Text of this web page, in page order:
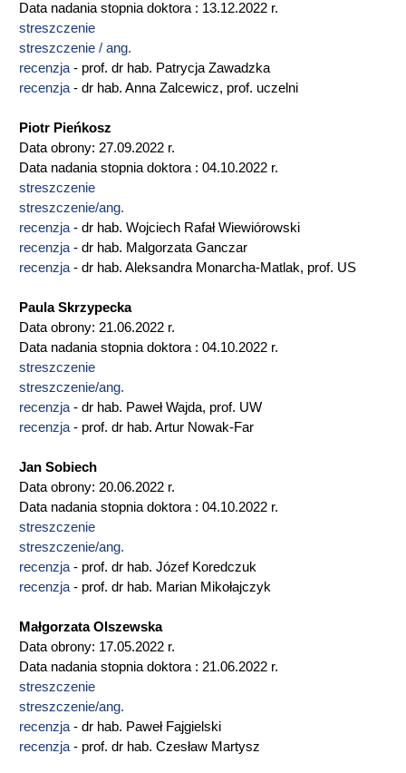
Data nadania stopnia doktora : 13.12.2022 r.
streszczenie
streszczenie / ang.
recenzja - prof. dr hab. Patrycja Zawadzka
recenzja - dr hab. Anna Zalcewicz, prof. uczelni
Piotr Pieńkosz
Data obrony: 27.09.2022 r.
Data nadania stopnia doktora : 04.10.2022 r.
streszczenie
streszczenie/ang.
recenzja - dr hab. Wojciech Rafał Wiewiórowski
recenzja - dr hab. Malgorzata Ganczar
recenzja - dr hab. Aleksandra Monarcha-Matlak, prof. US
Paula Skrzypecka
Data obrony: 21.06.2022 r.
Data nadania stopnia doktora : 04.10.2022 r.
streszczenie
streszczenie/ang.
recenzja - dr hab. Paweł Wajda, prof. UW
recenzja - prof. dr hab. Artur Nowak-Far
Jan Sobiech
Data obrony: 20.06.2022 r.
Data nadania stopnia doktora : 04.10.2022 r.
streszczenie
streszczenie/ang.
recenzja - prof. dr hab. Józef Koredczuk
recenzja - prof. dr hab. Marian Mikołajczyk
Małgorzata Olszewska
Data obrony: 17.05.2022 r.
Data nadania stopnia doktora : 21.06.2022 r.
streszczenie
streszczenie/ang.
recenzja - dr hab. Paweł Fajgielski
recenzja - prof. dr hab. Czesław Martysz